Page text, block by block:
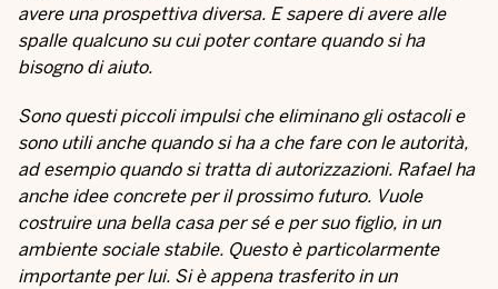
avere una prospettiva diversa. E sapere di avere alle
spalle qualcuno su cui poter contare quando si ha
bisogno di aiuto.
Sono questi piccoli impulsi che eliminano gli ostacoli e
sono utili anche quando si ha a che fare con le autorità,
ad esempio quando si tratta di autorizzazioni. Rafael ha
anche idee concrete per il prossimo futuro. Vuole
costruire una bella casa per sé e per suo figlio, in un
ambiente sociale stabile. Questo è particolarmente
importante per lui. Si è appena trasferito in un